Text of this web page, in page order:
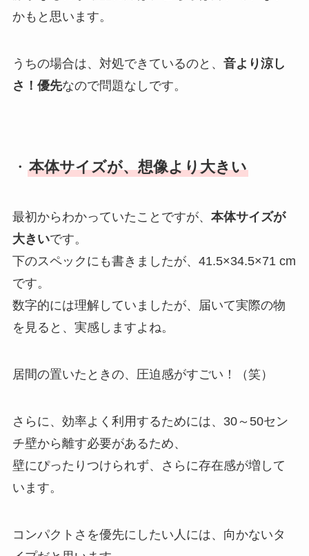
かもと思います。
うちの場合は、対処できているのと、 音より涼し
さ！優先なので問題なしです。
・ 本体サイズが、想像より大きい
最初からわかっていたことですが、 本体サイズが
大きいです。
下のスペックにも書きましたが、41.5×34.5×71 cm
です。
数字的には理解していましたが、届いて実際の物
を見ると、実感しますよね。
居間の置いたときの、圧迫感がすごい！（笑）
さらに、効率よく利用するためには、30～50セン
チ壁から離す必要があるため、
壁にぴったりつけられず、さらに存在感が増して
います。
コンパクトさを優先にしたい人には、向かないタ